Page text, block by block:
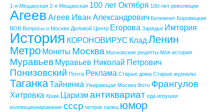
1-я Мещанская 2-я Мещанская 100 лет Октября 100-лет революции
Агеев Агеев Иван Александрович Белемнит Боровицкая
ВОВ Вопросы о Москве Деловой Центр Егорова Зарядье Имтория
История КОРОНОВИРУС Клад Ленин
Метро Монеты Москва Московские рецепты Моя история
Муравьев Муравьев Николай Петрович
Понизовский Почта Реклама Старые дома Старые журналы
ТаганкаТайнинка Умирающая Москва Фото Франгулов
Хитровка Храм Царизм антиквариат еда игрушки
коллекционирование ссср четров палец юмор